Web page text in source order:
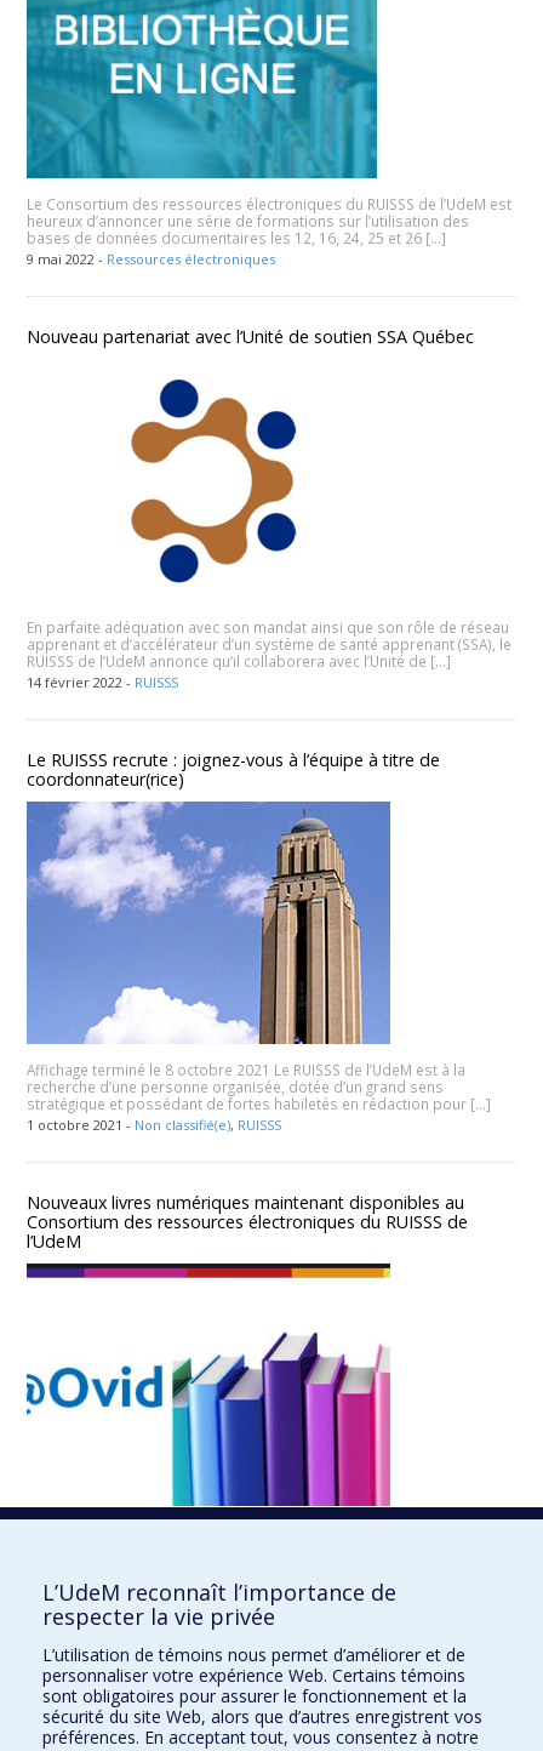
Le Consortium des ressources électroniques du RUISSS de l’UdeM est
heureux d’annoncer une série de formations sur l’utilisation des
bases de données documentaires les 12, 16, 24, 25 et 26 […]
9 mai 2022 - Ressources électroniques
Nouveau partenariat avec l’Unité de soutien SSA Québec
En parfaite adéquation avec son mandat ainsi que son rôle de réseau
apprenant et d’accélérateur d’un système de santé apprenant (SSA), le
RUISSS de l’UdeM annonce qu’il collaborera avec l’Unité de […]
14 février 2022 - RUISSS
Le RUISSS recrute : joignez-vous à l’équipe à titre de
coordonnateur(rice)
Affichage terminé le 8 octobre 2021 Le RUISSS de l’UdeM est à la
recherche d’une personne organisée, dotée d’un grand sens
stratégique et possédant de fortes habiletés en rédaction pour […]
1 octobre 2021 - Non classifié(e), RUISSS
Nouveaux livres numériques maintenant disponibles au
Consortium des ressources électroniques du RUISSS de
l’UdeM
[…]
22 septembre 2021 -Ressources électroniques
« Précédent 1 2 3 4 5 Suivant »
L’UdeM reconnaît l’importance de
respecter la vie privée
L’utilisation de témoins nous permet d’améliorer et de
personnaliser votre expérience Web. Certains témoins
sont obligatoires pour assurer le fonctionnement et la
sécurité du site Web, alors que d’autres enregistrent vos
préférences. En acceptant tout, vous consentez à notre